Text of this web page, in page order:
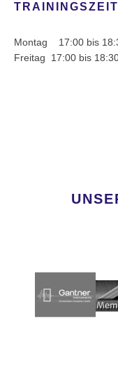
Montag 17:00 bis
Freitag 17:00 bis